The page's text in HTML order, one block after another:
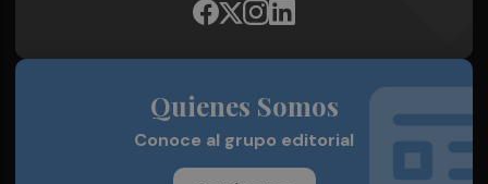
Quienes Somos
Conoce al grupo editorial